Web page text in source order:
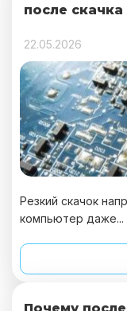
после
22.05.2026
Резкий скачок
компьютер даже...